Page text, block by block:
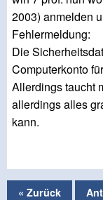
2003) anmelden
Fehlermeldung:
Die
Computerkonto
Allerdings taucht
allerdings alles
kann.
« Zurück